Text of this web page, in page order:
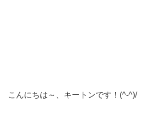
こんにちは～、キートンです！(^-^)/